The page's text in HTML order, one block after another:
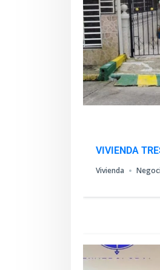
VIVIENDA
Vivienda